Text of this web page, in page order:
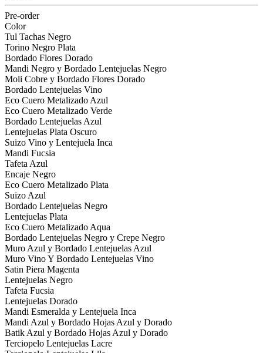
Pre-order
Color
Tul Tachas Negro
Torino Negro Plata
Bordado Flores Dorado
Mandi Negro y Bordado Lentejuelas Negro
Moli Cobre y Bordado Flores Dorado
Bordado Lentejuelas Vino
Eco Cuero Metalizado Azul
Eco Cuero Metalizado Verde
Bordado Lentejuelas Azul
Lentejuelas Plata Oscuro
Suizo Vino y Lentejuela Inca
Mandi Fucsia
Tafeta Azul
Encaje Negro
Eco Cuero Metalizado Plata
Suizo Azul
Bordado Lentejuelas Negro
Lentejuelas Plata
Eco Cuero Metalizado Aqua
Bordado Lentejuelas Negro y Crepe Negro
Muro Azul y Bordado Lentejuelas Azul
Muro Vino Y Bordado Lentejuelas Vino
Satin Piera Magenta
Lentejuelas Negro
Tafeta Fucsia
Lentejuelas Dorado
Mandi Esmeralda y Lentejuela Inca
Mandi Azul y Bordado Hojas Azul y Dorado
Batik Azul y Bordado Hojas Azul y Dorado
Terciopelo Lentejuelas Lacre